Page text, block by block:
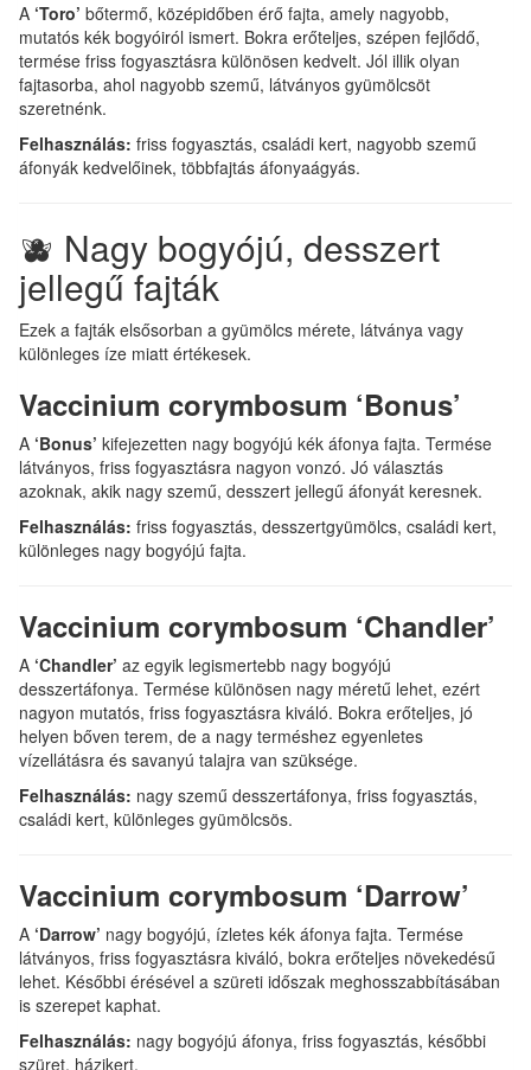
A ‘Toro’ bőtermő, középidőben érő fajta, amely nagyobb,
mutatós kék bogyóiról ismert. Bokra erőteljes, szépen fejlődő,
termése friss fogyasztásra különösen kedvelt. Jól illik olyan
fajtasorba, ahol nagyobb szemű, látványos gyümölcsöt
szeretnénk.
Felhasználás: friss fogyasztás, családi kert, nagyobb szemű
áfonyák kedvelőinek, többfajtás áfonyaágyás.
🫐 Nagy bogyójú, desszert
jellegű fajták
Ezek a fajták elsősorban a gyümölcs mérete, látványa vagy
különleges íze miatt értékesek.
Vaccinium corymbosum ‘Bonus’
A ‘Bonus’ kifejezetten nagy bogyójú kék áfonya fajta. Termése
látványos, friss fogyasztásra nagyon vonzó. Jó választás
azoknak, akik nagy szemű, desszert jellegű áfonyát keresnek.
Felhasználás: friss fogyasztás, desszertgyümölcs, családi kert,
különleges nagy bogyójú fajta.
Vaccinium corymbosum ‘Chandler’
A ‘Chandler’ az egyik legismertebb nagy bogyójú
desszertáfonya. Termése különösen nagy méretű lehet, ezért
nagyon mutatós, friss fogyasztásra kiváló. Bokra erőteljes, jó
helyen bőven terem, de a nagy terméshez egyenletes
vízellátásra és savanyú talajra van szüksége.
Felhasználás: nagy szemű desszertáfonya, friss fogyasztás,
családi kert, különleges gyümölcsös.
Vaccinium corymbosum ‘Darrow’
A ‘Darrow’ nagy bogyójú, ízletes kék áfonya fajta. Termése
látványos, friss fogyasztásra kiváló, bokra erőteljes növekedésű
lehet. Későbbi érésével a szüreti időszak meghosszabbításában
is szerepet kaphat.
Felhasználás: nagy bogyójú áfonya, friss fogyasztás, későbbi
szüret, házikert.